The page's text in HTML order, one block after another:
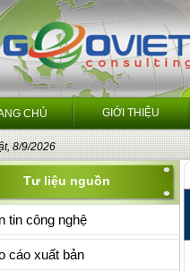
CHỦ GIỚI THIỆU
8/9/2026
Tư liệu nguồn
tin công nghệ
cáo xuất bản